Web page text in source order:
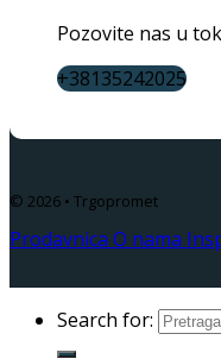
Pozovite nas u
+38135242025
© 2026 • Trgopromet
Prodavnica O nama
Search for: